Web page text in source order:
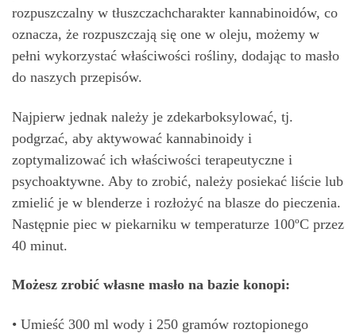
rozpuszczalny w tłuszczachcharakter kannabinoidów, co
oznacza, że rozpuszczają się one w oleju, możemy w
pełni wykorzystać właściwości rośliny, dodając to masło
do naszych przepisów.
Najpierw jednak należy je zdekarboksylować, tj.
podgrzać, aby aktywować kannabinoidy i
zoptymalizować ich właściwości terapeutyczne i
psychoaktywne. Aby to zrobić, należy posiekać liście lub
zmielić je w blenderze i rozłożyć na blasze do pieczenia.
Następnie piec w piekarniku w temperaturze 100ºC przez
40 minut.
Możesz zrobić własne masło na bazie konopi:
• Umieść 300 ml wody i 250 gramów roztopionego